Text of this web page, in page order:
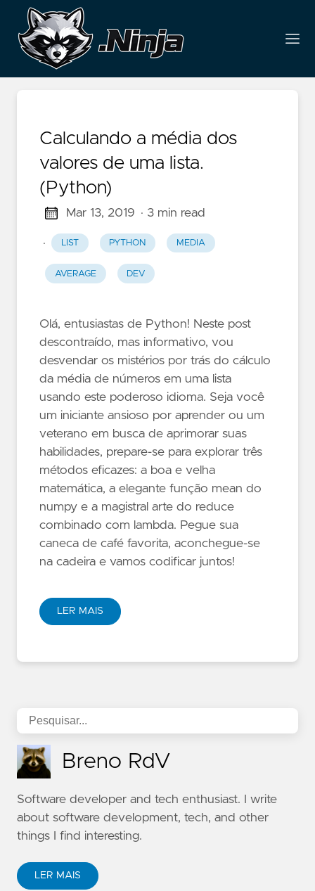
Calculando a média dos
valores de uma lista.
(Python)
Mar 13, 2019 · 3 min read
· LIST PYTHON MEDIA
AVERAGE DEV
Olá, entusiastas de Python! Neste post
descontraído, mas informativo, vou
desvendar os mistérios por trás do cálculo
da média de números em uma lista
usando este poderoso idioma. Seja você
um iniciante ansioso por aprender ou um
veterano em busca de aprimorar suas
habilidades, prepare-se para explorar três
métodos eficazes: a boa e velha
matemática, a elegante função mean do
numpy e a magistral arte do reduce
combinado com lambda. Pegue sua
caneca de café favorita, aconchegue-se
na cadeira e vamos codificar juntos!
LER MAIS
Breno RdV
Software developer and tech enthusiast. I write
about software development, tech, and other
things I find interesting.
LER MAIS